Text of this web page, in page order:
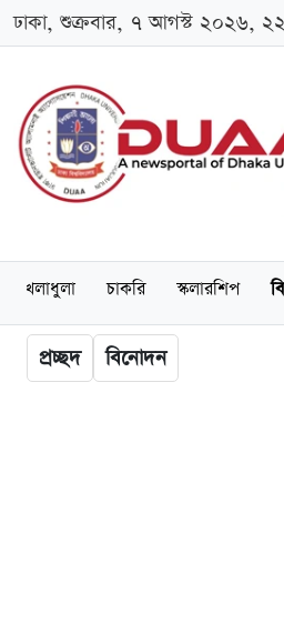
ঢাকা, শুক্রবার, ৭ আগস্ট ২০২৬,
খেলাধুলা চাকরি স্কলারশিপ
প্রচ্ছদ বিনোদন